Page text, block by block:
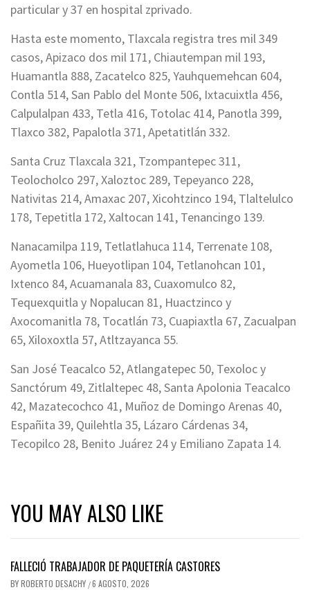
particular y 37 en hospital zprivado.
Hasta este momento, Tlaxcala registra tres mil 349
casos, Apizaco dos mil 171, Chiautempan mil 193,
Huamantla 888, Zacatelco 825, Yauhquemehcan 604,
Contla 514, San Pablo del Monte 506, Ixtacuixtla 456,
Calpulalpan 433, Tetla 416, Totolac 414, Panotla 399,
Tlaxco 382, Papalotla 371, Apetatitlán 332.
Santa Cruz Tlaxcala 321, Tzompantepec 311,
Teolocholco 297, Xaloztoc 289, Tepeyanco 228,
Nativitas 214, Amaxac 207, Xicohtzinco 194, Tlaltelulco
178, Tepetitla 172, Xaltocan 141, Tenancingo 139.
Nanacamilpa 119, Tetlatlahuca 114, Terrenate 108,
Ayometla 106, Hueyotlipan 104, Tetlanohcan 101,
Ixtenco 84, Acuamanala 83, Cuaxomulco 82,
Tequexquitla y Nopalucan 81, Huactzinco y
Axocomanitla 78, Tocatlán 73, Cuapiaxtla 67, Zacualpan
65, Xiloxoxtla 57, Atltzayanca 55.
San José Teacalco 52, Atlangatepec 50, Texoloc y
Sanctórum 49, Zitlaltepec 48, Santa Apolonia Teacalco
42, Mazatecochco 41, Muñoz de Domingo Arenas 40,
Españita 39, Quilehtla 35, Lázaro Cárdenas 34,
Tecopilco 28, Benito Juárez 24 y Emiliano Zapata 14.
YOU MAY ALSO LIKE
FALLECIÓ TRABAJADOR DE PAQUETERÍA CASTORES
BYROBERTO DESACHY /6 AGOSTO, 2026